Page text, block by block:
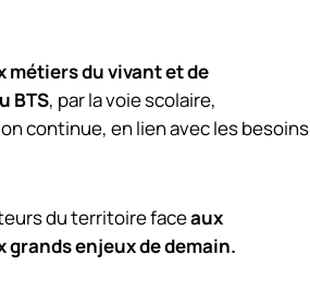
métiers du vivant et de
BTS, par la voie scolaire,
continue, en lien avec les besoins
du territoire faceaux
enjeux de demain.